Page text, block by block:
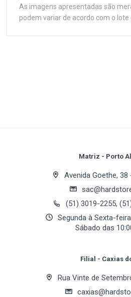
As imagens apresentadas são
podem variar de acordo com o lote
Dimensão do Fan
Velocidade do Fan
Your Name
Email Address
Matriz - Porto
Avenida Goethe, 38
(51) 3019-2255,
Segunda à Sexta-
Sábado das
Filial - Caxias
Rua Vinte de